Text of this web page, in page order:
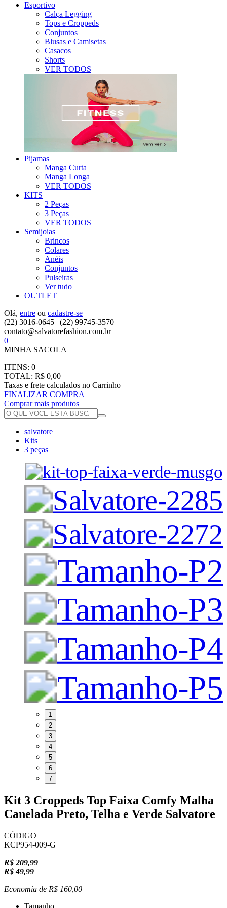
Esportivo
Calça Legging
Tops e Croppeds
Conjuntos
Blusas e Camisetas
Casacos
Shorts
VER TODOS
Pijamas
Manga Curta
Manga Longa
VER TODOS
KITS
2 Peças
3 Peças
VER TODOS
Semijoias
Brincos
Colares
Anéis
Conjuntos
Pulseiras
Ver tudo
OUTLET
Olá, entre ou cadastre-se
(22) 3016-0645 | (22) 99745-3570
contato@salvatorefashion.com.br
0
MINHA SACOLA
ITENS: 0
TOTAL: R$ 0,00
Taxas e frete calculados no Carrinho
FINALIZAR COMPRA
Comprar mais produtos
salvatore
Kits
3 peças
1
2
3
4
5
6
7
Kit 3 Croppeds Top Faixa Comfy Malha
Canelada Preto, Telha e Verde Salvatore
CÓDIGO
KCP954-009-G
R$ 209,99
R$ 49,99
Economia de R$ 160,00